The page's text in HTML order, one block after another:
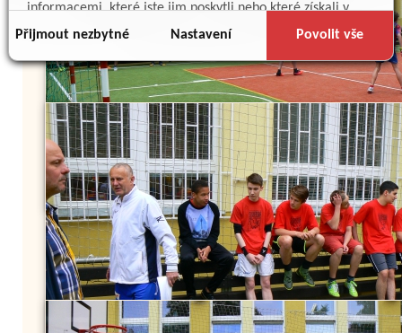
informacemi, které jste jim poskytli nebo které získali v
důsledku toho, že používáte jejich služby.
Přijmout nezbytné Nastavení Povolit vše